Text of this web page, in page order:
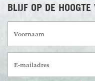
BLIJF OP DE